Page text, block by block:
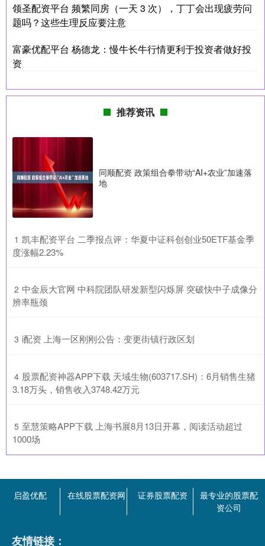
领圣配资平台 频繁同房（一天 3 次），丁丁会出现疲劳问
题吗？这些生理反应要注意
富豪优配平台 杨德龙：慢牛长牛行情更利于投资者做好投
资
推荐资讯
同顺配资 政策组合拳带动“AI+农业”加速落
地
1 ​凯丰配资平台 二季报点评：华夏中证科创创业50ETF基金季
度涨幅2.23%
2 ​中金辰大官网 中科院团队研发新型闪烁屏 突破快中子成像分
辨率瓶颈
3 ​i配资 上海一区刚刚公告：变更街镇行政区划
4 ​股票配资神器APP下载 天域生物(603717.SH)：6月销售生猪
3.18万头，销售收入3748.42万元
5 ​至慧策略APP下载 上海书展8月13日开幕，阅读活动超过
1000场
启盈优配 在线股票配资网 证券股票配资
最专业的股票配
资公司
友情链接：